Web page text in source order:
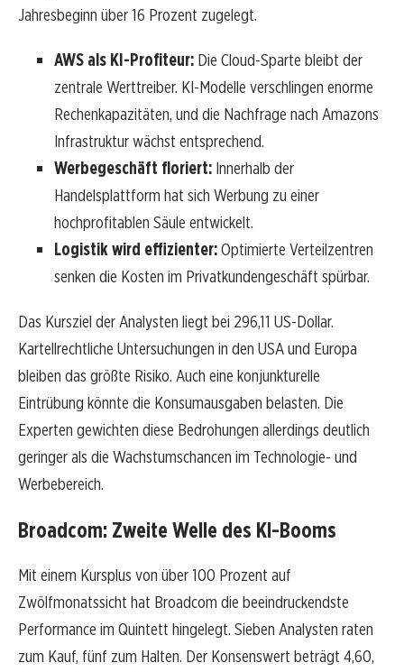
Jahresbeginn über 16 Prozent zugelegt.
AWS als KI-Profiteur: Die Cloud-Sparte bleibt der
zentrale Werttreiber. KI-Modelle verschlingen enorme
Rechenkapazitäten, und die Nachfrage nach Amazons
Infrastruktur wächst entsprechend.
Werbegeschäft floriert: Innerhalb der
Handelsplattform hat sich Werbung zu einer
hochprofitablen Säule entwickelt.
Logistik wird effizienter:Optimierte Verteilzentren
senken die Kosten im Privatkundengeschäft spürbar.
Das Kursziel der Analysten liegt bei 296,11 US-Dollar.
Kartellrechtliche Untersuchungen in den USA und Europa
bleiben das größte Risiko. Auch eine konjunkturelle
Eintrübung könnte die Konsumausgaben belasten. Die
Experten gewichten diese Bedrohungen allerdings deutlich
geringer als die Wachstumschancen im Technologie- und
Werbebereich.
Broadcom: Zweite Welle des KI-Booms
Mit einem Kursplus von über 100 Prozent auf
Zwölfmonatssicht hat Broadcom die beeindruckendste
Performance im Quintett hingelegt. Sieben Analysten raten
zum Kauf, fünf zum Halten. Der Konsenswert beträgt 4,60,